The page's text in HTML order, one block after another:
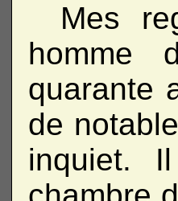
Mes
homme
quarante
de
inquiet.